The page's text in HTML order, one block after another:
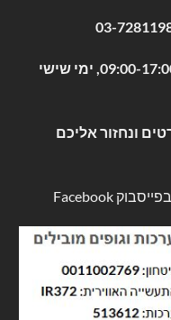
03-
שעות פעילות: א-ה 09:00-17:00, ימי שישי
ונחזור אליכם
Facebook